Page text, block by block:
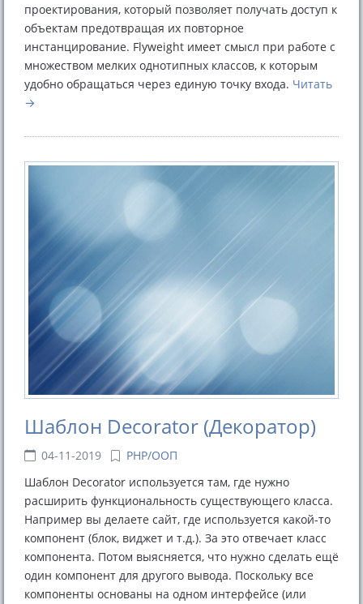
проектирования, который позволяет получать доступ к
объектам предотвращая их повторное
инстанцирование. Flyweight имеет смысл при работе с
множеством мелких однотипных классов, к которым
удобно обращаться через единую точку входа. Читать
Шаблон Decorator (Декоратор)
04-11-2019
PHP/ООП
Шаблон Decorator используется там, где нужно
расширить функциональность существующего класса.
Например вы делаете сайт, где используется какой-то
компонент (блок, виджет и т.д.). За это отвечает класс
компонента. Потом выясняется, что нужно сделать ещё
один компонент для другого вывода. Поскольку все
компоненты основаны на одном интерфейсе (или